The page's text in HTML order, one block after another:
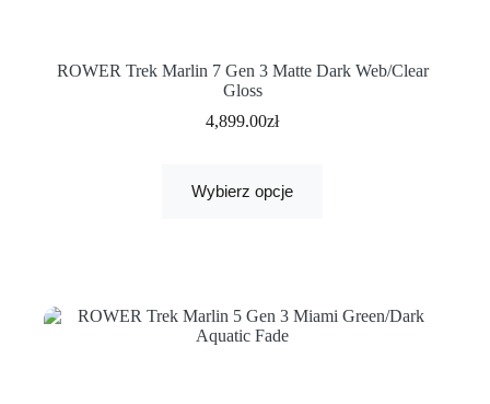
ROWER Trek Marlin 7 Gen 3 Matte Dark Web/Clear
Gloss
4,899.00zł
Wybierz opcje